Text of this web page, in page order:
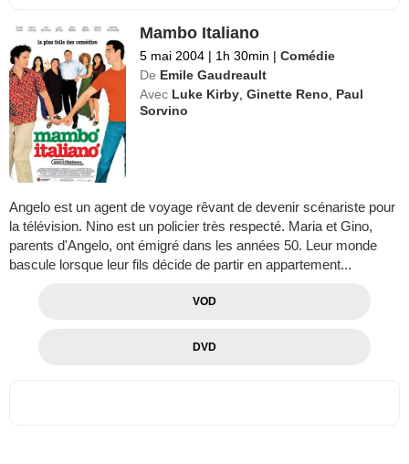
Mambo Italiano
5 mai 2004 | 1h 30min | Comédie
De Emile Gaudreault
Avec Luke Kirby ,Ginette Reno
Paul
Sorvino
Angelo est un agent de voyage rêvant de devenir scénariste pour
la télévision. Nino est un policier très respecté. Maria et Gino,
parents d'Angelo, ont émigré dans les années 50. Leur monde
bascule lorsque leur fils décide de partir en appartement...
VOD
DVD